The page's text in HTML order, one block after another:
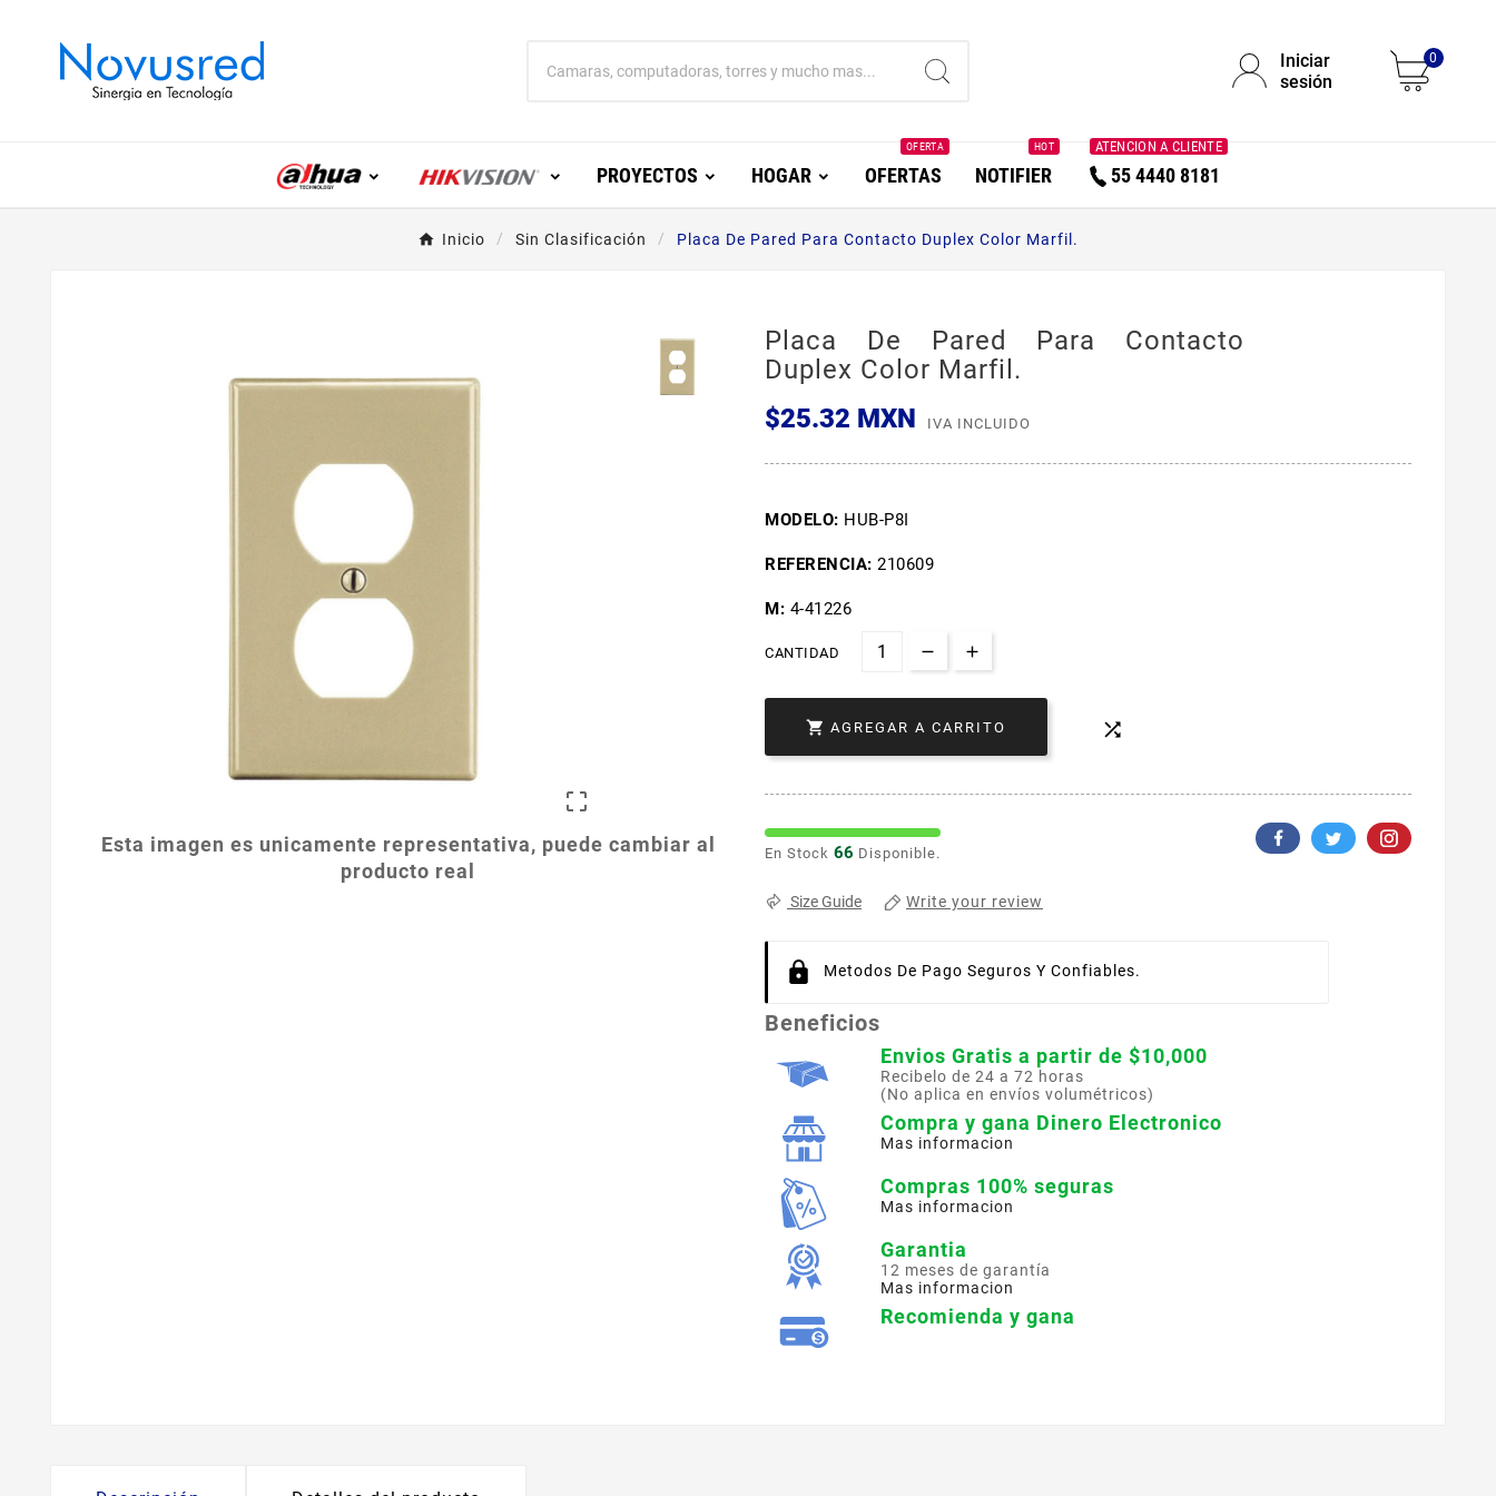
Iniciar
sesión
0
PROYECTOS HOGAR OFERTAS
OFERTA
NOTIFIER
HOT
55 4440 8181
ATENCION A CLIENTE
Inicio Sin Clasificación Placa De Pared Para Contacto Duplex Color Marfil.

Esta imagen es unicamente representativa, puede cambiar al
producto real
Placa De Pared Para Contacto
Duplex Color Marfil.
$25.32 MXN
IVA INCLUIDO
MODELO: HUB-P8I
REFERENCIA: 210609
M: 4-41226
CANTIDAD
 AGREGAR A CARRITO 
En Stock 66 Disponible.
Size Guide Write your review
Metodos De Pago Seguros Y Confiables.
Beneficios
Envios Gratis a partir de $10,000
Recibelo de 24 a 72 horas
(No aplica en envíos volumétricos)
Compra y gana Dinero Electronico
Mas informacion
Compras 100% seguras
Mas informacion
Garantia
12 meses de garantía
Mas informacion
Recomienda y gana